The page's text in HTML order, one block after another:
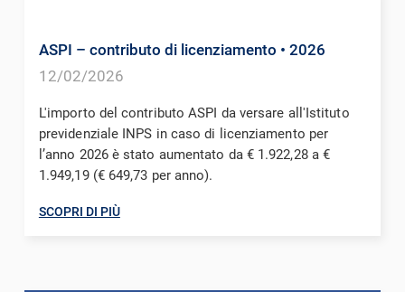
ASPI – contributo di licenziamento • 2026
12/02/2026
L'importo del contributo ASPI da versare all'Istituto
previdenziale INPS in caso di licenziamento per
l’anno 2026 è stato aumentato da € 1.922,28 a €
1.949,19 (€ 649,73 per anno).
SCOPRI DI PIÙ